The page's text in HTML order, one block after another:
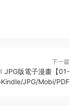
下一篇
JPG版電子漫畫【01-
JPG/Mobi/PDF